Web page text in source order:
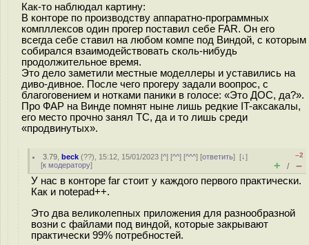
Как-то наблюдал картину:
В конторе по производству аппаратно-программных
компллексов один прогер поставил себе FAR. Он его
всегда себе ставил на любом компе под Виндой, с которым
собирался взаимодействовать сколь-нибудь
продолжительное время.
Это дело заметили местные моделлеры и уставились на
диво-дивное. После чего прогеру задали воопрос, с
благоговением и нотками паники в голосе: «Это ДОС, да?».
Про ФАР на Винде помнят ныне лишь редкие IT-аксакалы,
его место прочно занял TC, да и то лишь среди
«продвинутых».
3.79 ,beck (??), 15:12, 15/01/2023 [^] [^^] [^^^] [ответить][↓]
[к модератору]
–2
+ / –
У нас в конторе far стоит у каждого первого практически.
Как и notepad++.
Это два великолепных приложения для разнообразной
возни с файлами под виндой, которые закрывают
практически 99% потребностей.